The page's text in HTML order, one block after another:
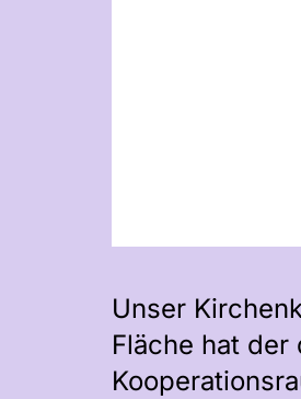
Unser
Fläche hat